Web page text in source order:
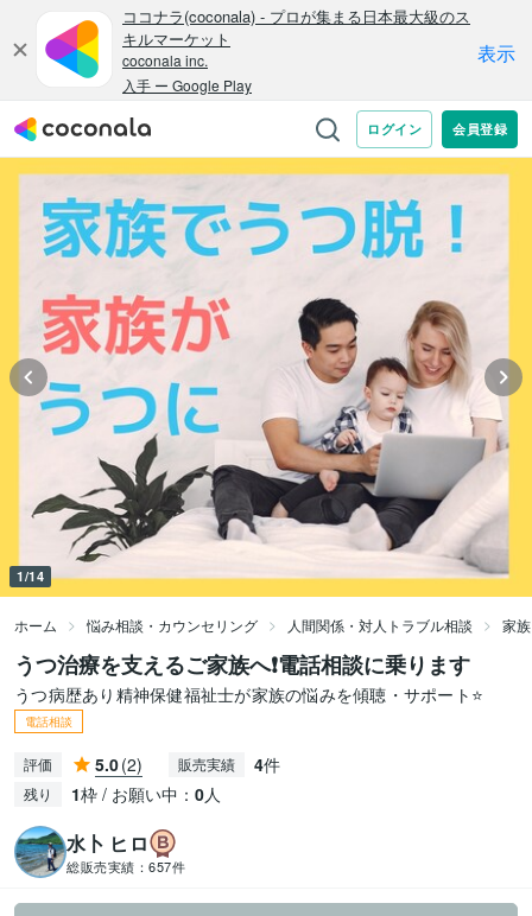
1/14
ホーム 悩み相談・カウンセリング 人間関係・対人トラブル相談 家
うつ治療を支えるご家族へ❗️電話相談に乗ります
うつ病歴あり精神保健福祉士が家族の悩みを傾聴・サポート⭐️
電話相談
評価 5.0(2) 販売実績 4件
残り 1枠 / お願い中： 0人
水卜 ヒロ
総販売実績： 657件